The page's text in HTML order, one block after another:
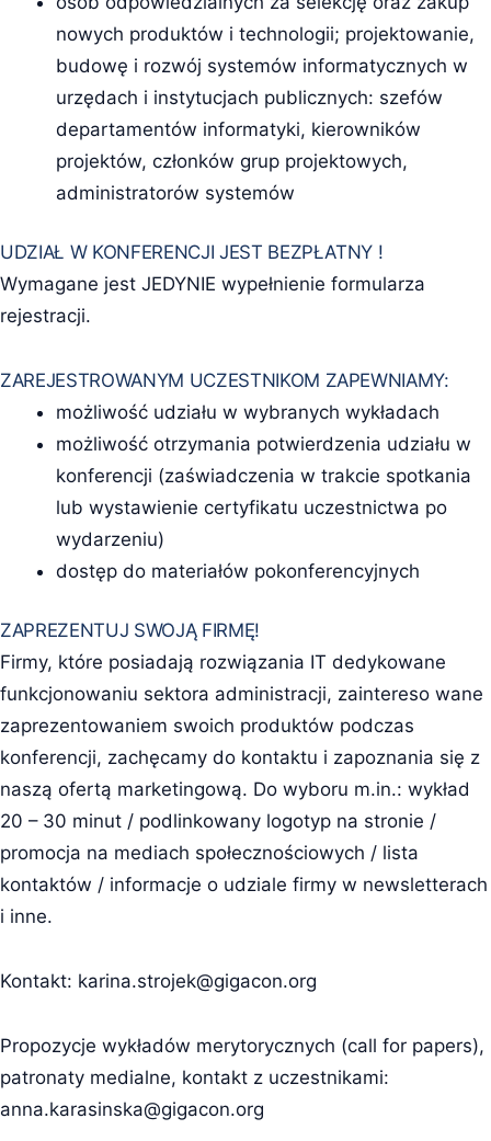
nowych produktów i technologii; projektowanie,
budowę i rozwój systemów informatycznych w
urzędach i instytucjach publicznych: szefów
departamentów informatyki, kierowników
projektów, członków grup projektowych,
administratorów systemów
UDZIAŁ W KONFERENCJI JEST BEZPŁATNY !
Wymagane jest JEDYNIE wypełnienie formularza
rejestracji.
ZAREJESTROWANYM UCZESTNIKOM ZAPEWNIAMY:
możliwość udziału w wybranych wykładach
możliwość otrzymania potwierdzenia udziału w
konferencji (zaświadczenia w trakcie spotkania
lub wystawienie certyfikatu uczestnictwa po
wydarzeniu)
dostęp do materiałów pokonferencyjnych
ZAPREZENTUJ SWOJĄ FIRMĘ!
Firmy, które posiadają rozwiązania IT dedykowane
funkcjonowaniu sektora administracji, zaintereso wane
zaprezentowaniem swoich produktów podczas
konferencji, zachęcamy do kontaktu i zapoznania się z
naszą ofertą marketingową. Do wyboru m.in.: wykład
20 – 30 minut / podlinkowany logotyp na stronie /
promocja na mediach społecznościowych / lista
kontaktów / informacje o udziale firmy w newsletterach
i inne.
Kontakt: karina.strojek@gigacon.org
Propozycje wykładów merytorycznych (call for papers),
patronaty medialne, kontakt z uczestnikami:
anna.karasinska@gigacon.org